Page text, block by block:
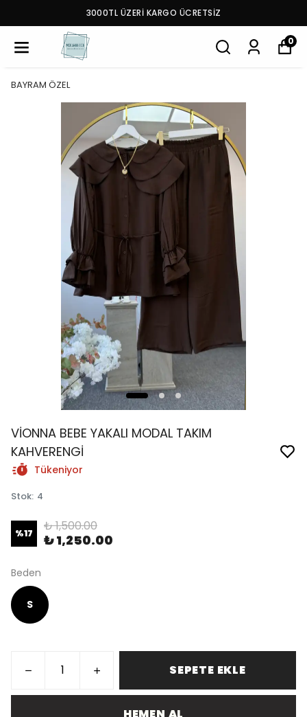
3000TL ÜZERİ KARGO ÜCRETSİZ
0
BAYRAM ÖZEL
VİONNA BEBE YAKALI MODAL TAKIM
KAHVERENGİ
Tükeniyor
Stok: 4
%17 ₺ 1,500.00
₺ 1,250.00
Beden
S
SEPETE EKLE